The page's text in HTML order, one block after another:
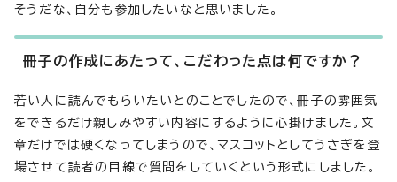
そうだな、自分も参加したいなと思いました。
冊子の作成にあたって、こだわった点は何ですか？
若い人に読んでもらいたいとのことでしたので、冊子の雰囲気
をできるだけ親しみやすい内容にするように心掛けました。文
章だけでは硬くなってしまうので、マスコットとしてうさぎを登
場させて読者の目線で質問をしていくという形式にしました。